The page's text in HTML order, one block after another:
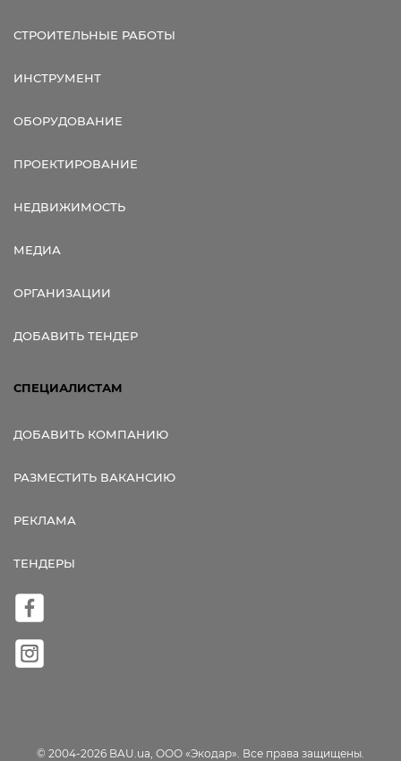
СТРОИТЕЛЬНЫЕ РАБОТЫ
ИНСТРУМЕНТ
ОБОРУДОВАНИЕ
ПРОЕКТИРОВАНИЕ
НЕДВИЖИМОСТЬ
МЕДИА
ОРГАНИЗАЦИИ
ДОБАВИТЬ ТЕНДЕР
СПЕЦИАЛИСТАМ
ДОБАВИТЬ КОМПАНИЮ
РАЗМЕСТИТЬ ВАКАНСИЮ
РЕКЛАМА
ТЕНДЕРЫ
© 2004-2026 BAU.ua, ООО «Экодар». Все права защищены.